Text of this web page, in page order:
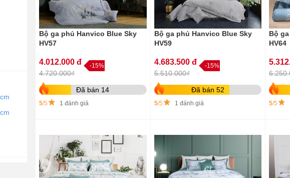
Bộ ga phủ Hanvico Blue Sky
HV57
4.012.000 đ
4.720.000₫
-15%
Đã bán 14
5/5 1 đánh giá
Bộ ga phủ Hanvico Blue Sky
HV59
4.683.500 đ
5.510.000₫
-15%
Đã bán 52
5/5 1 đánh giá
Bộ
HV64
5/5